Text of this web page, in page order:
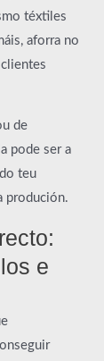
téxtiles
aforra no
de
pode ser a
teu
produción.
e